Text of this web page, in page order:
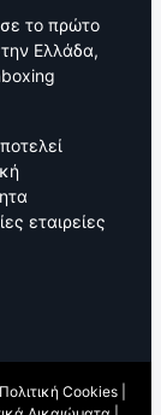
το πρώτο
Ελλάδα,
εταιρείες
Πολιτική Cookies